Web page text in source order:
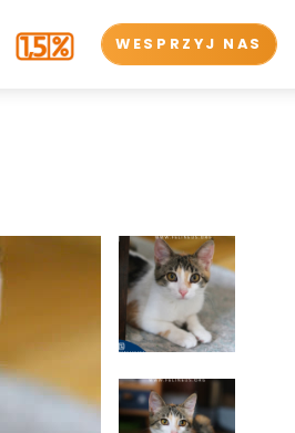
WESPRZYJ NAS